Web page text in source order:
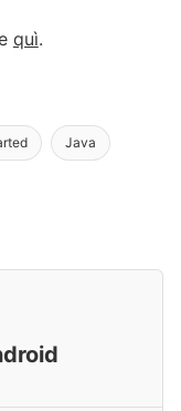
quì.
Java